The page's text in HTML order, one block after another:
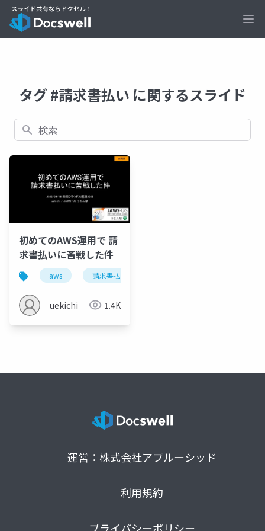
タグ #請求書払い に関するスライド
検索
初めてのAWS運用で 請
求書払いに苦戦した件
aws 請求書払い
uekichi 1.4K
運営：株式会社アプルーシッド
利用規約
プライバシーポリシー